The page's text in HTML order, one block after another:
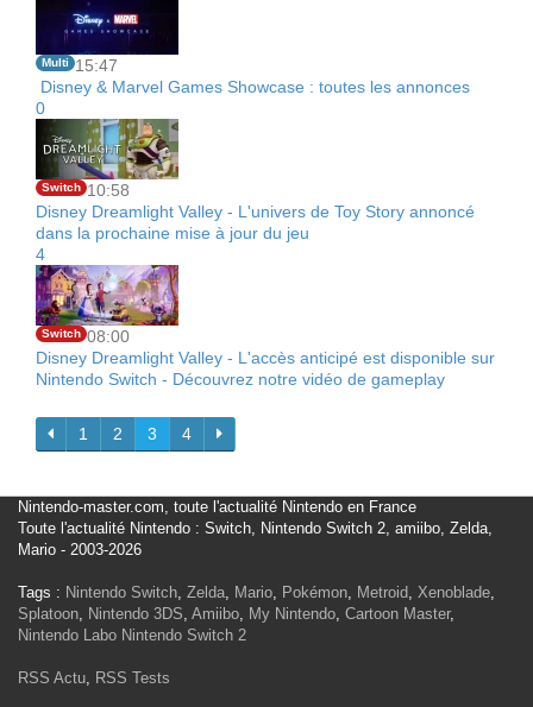
Multi
15:47
Disney & Marvel Games Showcase : toutes les annonces
0
Switch 10:58
Disney Dreamlight Valley - L'univers de Toy Story annoncé
dans la prochaine mise à jour du jeu
4
Switch 08:00
Disney Dreamlight Valley - L'accès anticipé est disponible sur
Nintendo Switch - Découvrez notre vidéo de gameplay
1 2 3 4
Nintendo-master.com, toute l'actualité Nintendo en France
Toute l'actualité Nintendo : Switch, Nintendo Switch 2, amiibo, Zelda,
Mario - 2003-2026
Tags : Nintendo Switch, Zelda, Mario, Pokémon, Metroid, Xenoblade,
Splatoon, Nintendo 3DS, Amiibo, My Nintendo, Cartoon Master,
Nintendo Labo Nintendo Switch 2
RSS Actu, RSS Tests